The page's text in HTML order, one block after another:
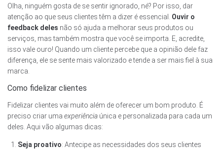
Olha, ninguém gosta de se sentir ignorado, né? Por isso, dar
atenção ao que seus clientes têm a dizer é essencial. Ouvir o
feedback deles não só ajuda a melhorar seus produtos ou
serviços, mas também mostra que você se importa. E, acredite,
isso vale ouro! Quando um cliente percebe que a opinião dele faz
diferença, ele se sente mais valorizado e tende a ser mais fiel à sua
marca.
Como fidelizar clientes
Fidelizar clientes vai muito além de oferecer um bom produto. É
preciso criar uma experiência única e personalizada para cada um
deles. Aqui vão algumas dicas:
Seja proativo: Antecipe as necessidades dos seus clientes